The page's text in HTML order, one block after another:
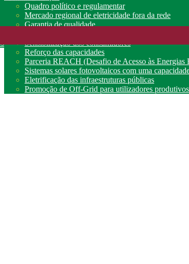
Quadro político e regulamentar
Mercado regional de eletricidade fora da rede
Garantia de qualidade
Sensibilização dos consumidores
Reforço das capacidades
Parceria REACH (Desafio de Acesso às Energias
Sistemas solares fotovoltaicos com uma
Eletrificação das infraestruturas públicas
Promoção de Off-Grid para utilizadores produtivos